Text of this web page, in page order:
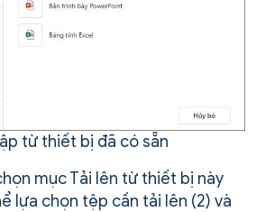
từ thiết bị đã có sẵn
mục Tải lên từ thiết bị này
lựa chọn tệp cần tải lên (2) và